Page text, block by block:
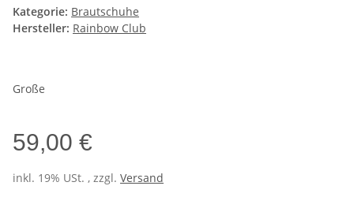
Kategorie: Brautschuhe
Hersteller: Rainbow Club
Große
59,00 €
inkl. 19% USt. , zzgl. Versand